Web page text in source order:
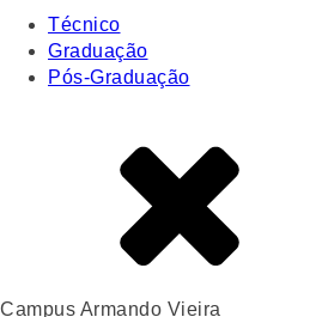
Técnico
Graduação
Pós-Graduação
Campus Armando Vieira